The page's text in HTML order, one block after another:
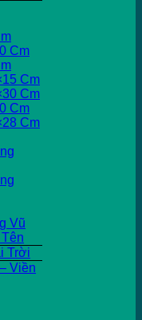
Cm
Cm
Cm
Cm
Cm
Vũ
Trời
Viền